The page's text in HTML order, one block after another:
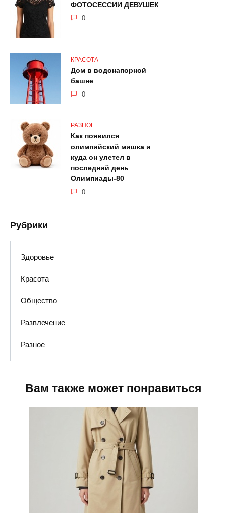
ФОТОСЕССИИ ДЕВУШЕК
0
КРАСОТА
Дом в водонапорной
башне
0
РАЗНОЕ
Как появился
олимпийский мишка и
куда он улетел в
последний день
Олимпиады-80
0
Рубрики
Здоровье
Красота
Общество
Развлечение
Разное
Вам также может понравиться